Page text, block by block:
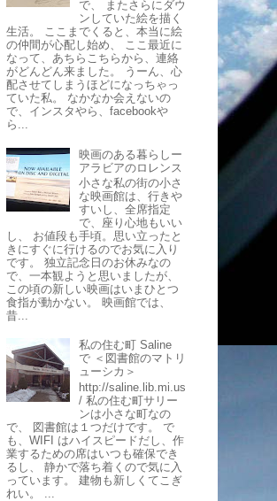
で、 またさらにダウ
ンしていた絵を描く
生活。 ここまでくると、本当に絵
の仲間が心配し始め、 ここ最近に
なって、あちらこちらから、連絡
がどんどん来ました。 うーん、心
配させてしまうほどになっちゃっ
ていた私。 なかなか会えないの
で、インスタやら、facebookや
ら...
映画のある暮らしー
アラビアのロレンス
小さな私の街の小さ
な映画館は、行きや
すいし、全席指定
で、座り心地もいい
し、 お値段も手頃。思い立ったと
きにすぐに行けるのでお気に入り
です。 独立記念日のお休みなの
で、一本観ようと思いましたが、
この頃の新しい映画はいまひとつ
食指が動かない。 映画館では、
昔...
私の住む町 Saline
で ＜図書館のマトリ
ューシカ＞
http://saline.lib.mi.us
/ 私の住む町サリー
ンは小さな町なの
で、 図書館は１つだけです。 で
も、WIFI はハイスピードだし、作
業するための席はいつも確保でき
るし、 静かで落ち着くので気に入
っています。 建物も新しくてこぎ
れい。 ...